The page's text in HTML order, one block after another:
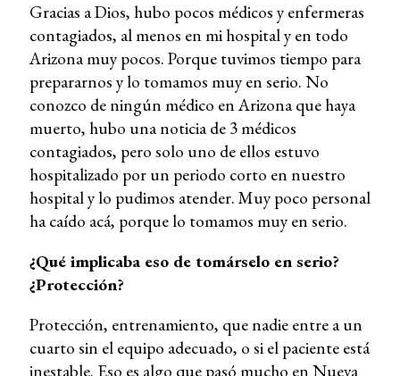
Gracias a Dios, hubo pocos médicos y enfermeras
contagiados, al menos en mi hospital y en todo
Arizona muy pocos. Porque tuvimos tiempo para
prepararnos y lo tomamos muy en serio. No
conozco de ningún médico en Arizona que haya
muerto, hubo una noticia de 3 médicos
contagiados, pero solo uno de ellos estuvo
hospitalizado por un periodo corto en nuestro
hospital y lo pudimos atender. Muy poco personal
ha caído acá, porque lo tomamos muy en serio.
¿Qué implicaba eso de tomárselo en serio?
¿Protección?
Protección, entrenamiento, que nadie entre a un
cuarto sin el equipo adecuado, o si el paciente está
inestable. Eso es algo que pasó mucho en Nueva